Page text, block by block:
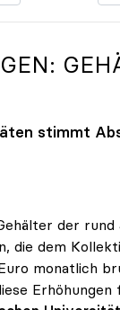
stimmt
der
die dem
monatlich